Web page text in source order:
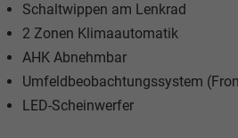
Schaltwippen am Lenkrad
2 Zonen Klimaautomatik
AHK Abnehmbar
Umfeldbeobachtungssystem
LED-Scheinwerfer